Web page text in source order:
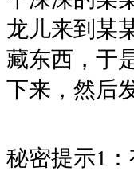
龙儿来到某
藏东西，于
下来，然后
秘密提示1